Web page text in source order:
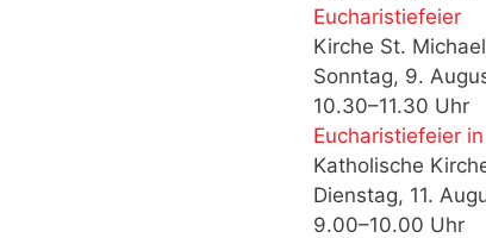
Eucharistiefeier
Kirche St. Michael
Sonntag, 9.
10.30–11.30 Uhr
Eucharistiefeier
Katholische
Dienstag, 11.
9.00–10.00 Uhr